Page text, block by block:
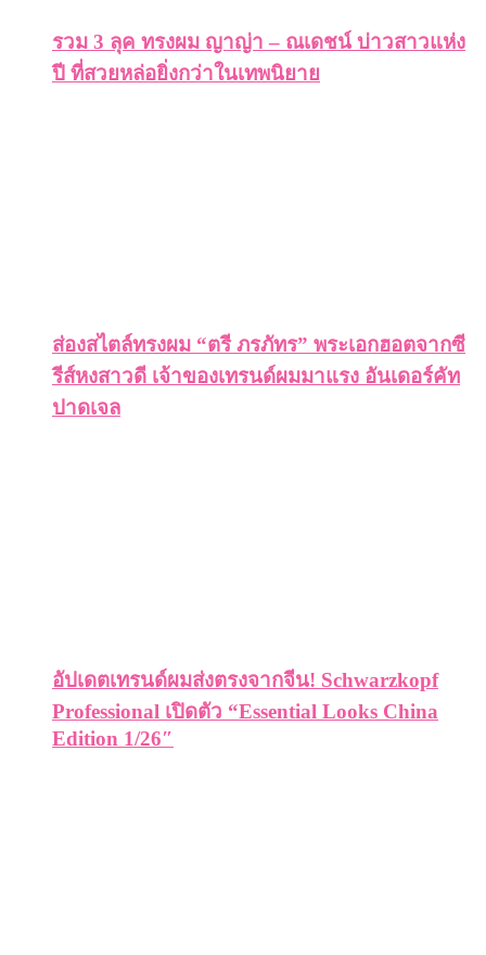
รวม 3 ลุค ทรงผม ญาญ่า – ณเดชน์ บ่าวสาวแห่ง
ปี ที่สวยหล่อยิ่งกว่าในเทพนิยาย
ส่องสไตล์ทรงผม “ตรี ภรภัทร” พระเอกฮอตจากซี
รีส์หงสาวดี เจ้าของเทรนด์ผมมาแรง อันเดอร์คัท
ปาดเจล
อัปเดตเทรนด์ผมส่งตรงจากจีน! Schwarzkopf
Professional เปิดตัว “Essential Looks China
Edition 1/26″